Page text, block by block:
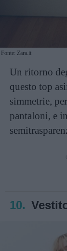
Fonte: Zara.it
Un ritorno
questo top
simmetrie,
pantaloni, e
10.